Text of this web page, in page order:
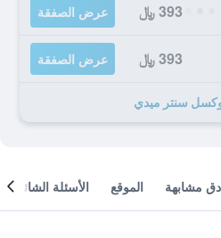
393 ﷼ عرض الصفقة
393 ﷼ عرض الصفقة
مشابهة الموقع الأسئلة الشائعة